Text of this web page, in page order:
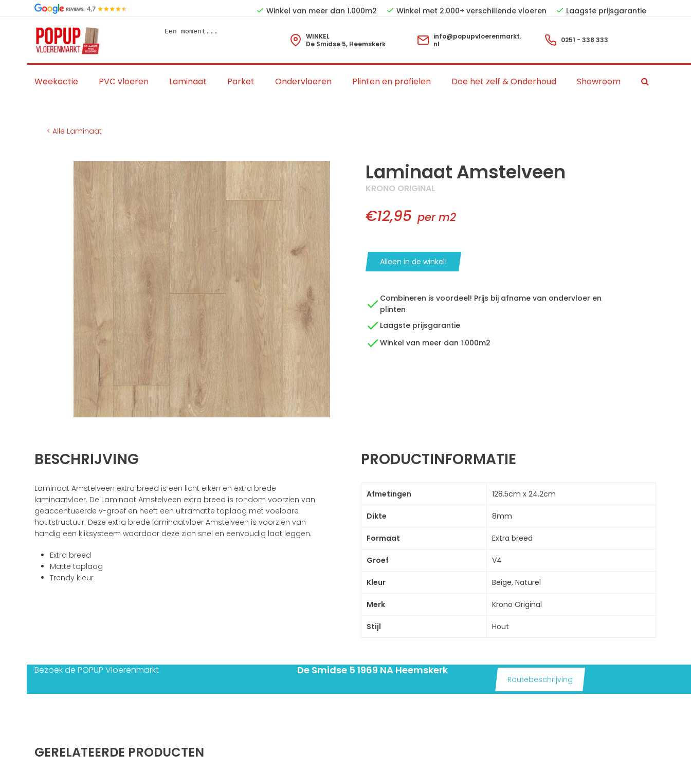
Winkel van meer dan 1.000m2 Winkel met 2.000+ verschillende vloeren Laagste prijsgarantie
Een moment...
WINKEL
De Smidse 5, Heemskerk
info@popupvloerenmarkt.
nl
0251 - 338 333
Weekactie PVC vloeren Laminaat Parket Ondervloeren Plinten en profielen Doe het zelf & Onderhoud Showroom
< Alle Laminaat
Laminaat Amstelveen
KRONO ORIGINAL
€12,95 per m2
Alleen in de winkel!
Combineren is voordeel! Prijs bij afname van ondervloer en
plinten
Laagste prijsgarantie
Winkel van meer dan 1.000m2
BESCHRIJVING
Laminaat Amstelveen extra breed is een licht eiken en extra brede
laminaatvloer. De Laminaat Amstelveen extra breed is rondom voorzien van
geaccentueerde v-groef en heeft een ultramatte toplaag met voelbare
houtstructuur. Deze extra brede laminaatvloer Amstelveen is voorzien van
handig een kliksysteem waardoor deze zich snel en eenvoudig laat leggen.
Extra breed
Matte toplaag
Trendy kleur
PRODUCTINFORMATIE
Afmetingen 128.5cm x 24.2cm
Dikte 8mm
Formaat Extra breed
Groef V4
Kleur Beige, Naturel
Merk Krono Original
Stijl Hout
Bezoek de POPUP Vloerenmarkt De Smidse 5 1969 NA Heemskerk
Routebeschrijving
GERELATEERDE PRODUCTEN